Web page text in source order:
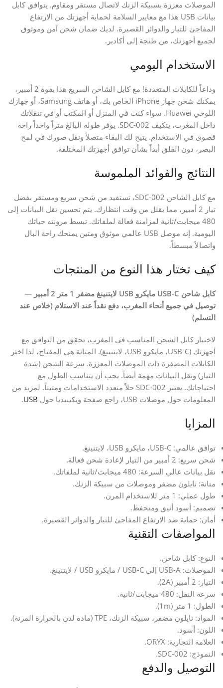
الموصلات معززة بسبيكة الزنك لاتصال مستقر ومقاوم. يتوافق كابل
بيانات USB هذا مع معايير السلامة لحماية أجهزتك من الارتفاع
المفاجئ للتيار والدوائر القصيرة. لديك ضمان شحن آمن وموثوق
لجميع أجهزتك، من طنجة إلى أكادير.
الاستخدام اليومي
وداعاً للكابلات المتعددة! مع كابل الشاحن السريع هذا بقوة 2 أمبير،
يمكنك شحن جهاز iPhone الخاص بك، أو هاتف Samsung، أو جهازك
اللوحي Huawei. سواء كنت في المنزل أو المكتب أو في تنقلاتك
داخل المغرب، يتكيف SDC-002. يوفر طوله البالغ متراً واحداً راحة
قصوى في الاستخدام. يتيح لك البقاء متصلاً ونقل صورك في لمح
البصر، دون القلق أبداً بشأن توافق أجهزتك المختلفة.
النتائج والفوائد الملموسة
مع كابل الشاحن SDC-002، تستفيد من شحن سريع ومستقر بفضل
تيار 2 أمبير، مما يقلل من وقت انتظارك. يتم تحسين نقل البيانات إلى
480 ميجابت/ثانية لمزامنة فعالة لملفاتك. تبسط مرونته حياتك
اليومية. إنه موصل USB عالمي موثوق ومتين يمنحك راحة البال
واتصالاً مبسطاً.
كيف تختار هذا النوع من المنتجات
كابل شاحن USB-C مايكرو USB لايتنينغ مضفر 1 متر 2 أمبير —
توصيل في جميع أنحاء المغرب، دفع نقداً عند الاستلام (خلاص عند
التسلم)
لاختيار كابل الشحن المناسب في المغرب، تحقق من التوافق مع
أجهزتك (USB-C، مايكرو USB، لايتنينغ). المتانة هي المفتاح، لذا اختر
الكابلات المضفرة ذات الموصلات المعززة. سرعة الشحن (شدة
التيار) ونقل البيانات مهمة أيضاً. يجب أن يتناسب الطول مع
احتياجاتك. يعتبر SDC-002 حلاً متعدد الاستخدامات ومتيناً. لمزيد من
المعلومات حول موصلات USB، راجع صفحة ويكيبيديا حول
USB
.
المزايا
توافق عالمي: USB-C، مايكرو USB، لايتنينغ.
شحن سريع: 2 أمبير من التيار لإعادة شحن فعالة.
نقل بيانات عالي السرعة: 480 ميجابت/ثانية لملفاتك.
متانة: نايلون مضفر وموصلات من سبيكة الزنك.
طول عملي: 1 متر للاستخدام المرن.
تصميم: أسود أنيق ومتحفظ.
أمان: حماية ضد الارتفاع المفاجئ للتيار والدوائر القصيرة.
المواصفات التقنية
النوع: كابل شاحن.
الموصلات: USB-A إلى USB-C / مايكرو USB / لايتنينغ.
التيار: 2 أمبير (2A).
سرعة النقل: 480 ميجابت/ثانية.
الطول: 1 متر (1m).
المواد: نايلون مضفر، سبيكة الزنك، TPE (مادة لدن بالحرارة المرنة).
اللون: أسود.
العلامة التجارية: ORYX.
النموذج: SDC-002.
التوصيل والدفع